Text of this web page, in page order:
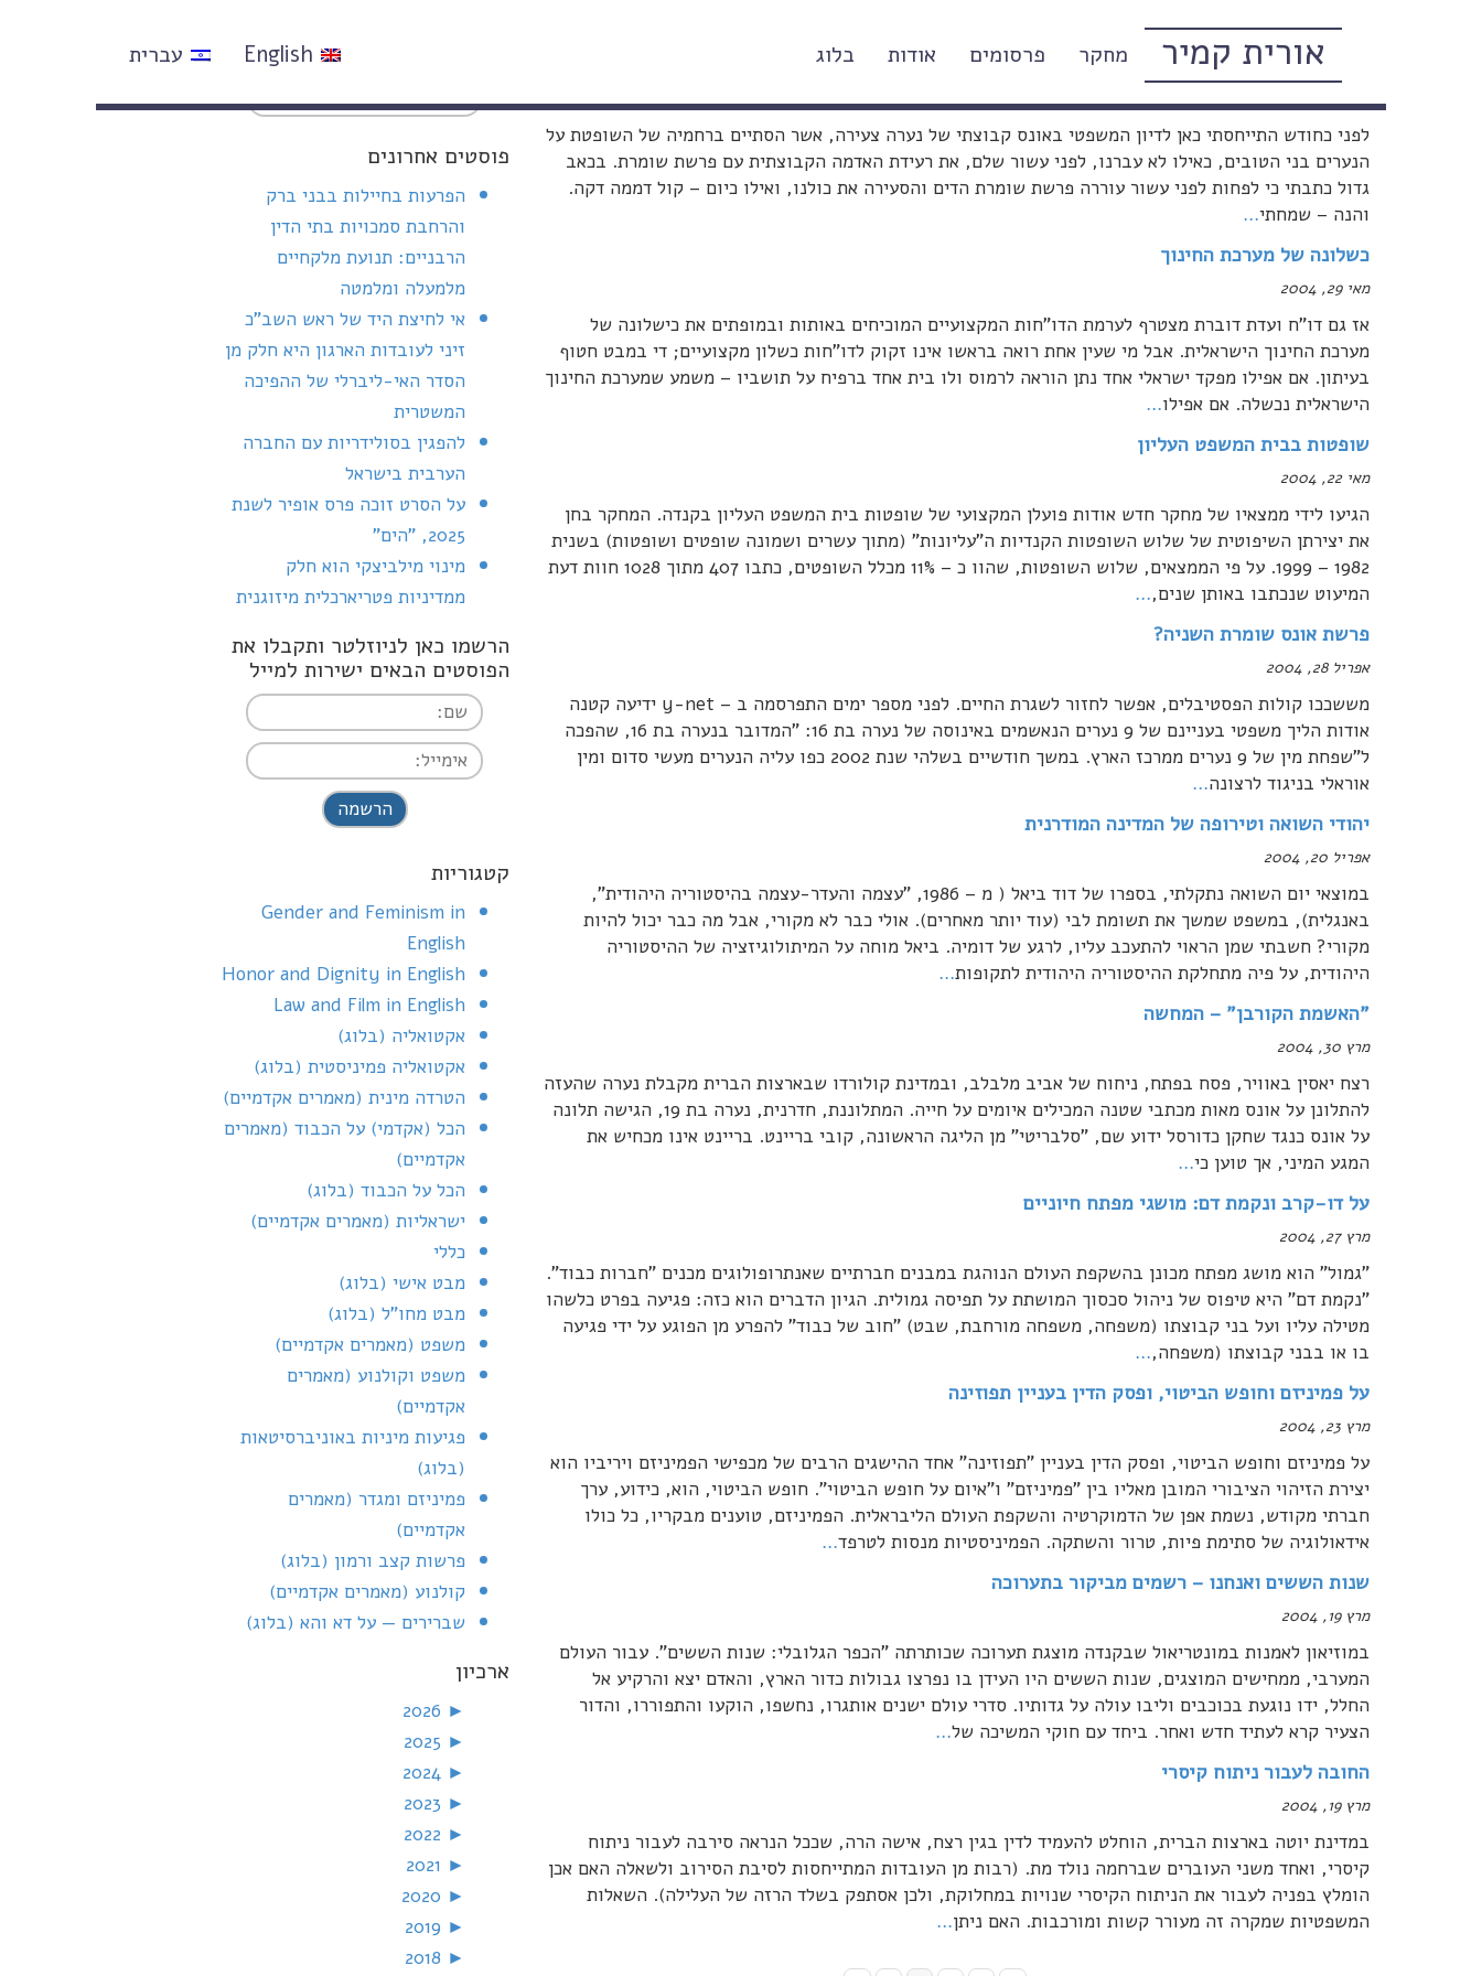
אורית קמיר מחקר פרסומים אודות בלוג עברית English "אונס שומרת השני?" – תיקון טעות
מאי 29, 2004
לפני כחודש התייחסתי כאן לדיון המשפטי באונס קבוצתי של נערה צעירה, אשר הסתיים ברחמיה של השופטת על
הנערים בני הטובים, כאילו לא עברנו, לפני עשור שלם, את רעידת האדמה הקבוצתית עם פרשת שומרת. בכאב
גדול כתבתי כי לפחות לפני עשור עוררה פרשת שומרת הדים והסעירה את כולנו, ואילו כיום – קול דממה דקה.
והנה – שמחתי…
כשלונה של מערכת החינוך
מאי 29, 2004
אז גם דו"ח ועדת דוברת מצטרף לערמת הדו"חות המקצועיים המוכיחים באותות ובמופתים את כישלונה של
מערכת החינוך הישראלית. אבל מי שעין אחת רואה בראשו אינו זקוק לדו"חות כשלון מקצועיים; די במבט חטוף
בעיתון. אם אפילו מפקד ישראלי אחד נתן הוראה לרמוס ולו בית אחד ברפיח על תושביו – משמע שמערכת החינוך
הישראלית נכשלה. אם אפילו…
שופטות בבית המשפט העליון
מאי 22, 2004
הגיעו לידי ממצאיו של מחקר חדש אודות פועלן המקצועי של שופטות בית המשפט העליון בקנדה. המחקר בחן
את יצירתן השיפוטית של שלוש השופטות הקנדיות ה"עליונות" (מתוך עשרים ושמונה שופטים ושופטות) בשנית
1982 – 1999. על פי הממצאים, שלוש השופטות, שהוו כ – 11% מכלל השופטים, כתבו 407 מתוך 1028 חוות דעת
המיעוט שנכתבו באותן שנים,…
פרשת אונס שומרת השניה?
אפריל 28, 2004
מששככו קולות הפסטיבלים, אפשר לחזור לשגרת החיים. לפני מספר ימים התפרסמה ב – y-net ידיעה קטנה
אודות הליך משפטי בעניינם של 9 נערים הנאשמים באינוסה של נערה בת 16: "המדובר בנערה בת 16, שהפכה
ל"שפחת מין של 9 נערים ממרכז הארץ. במשך חודשיים בשלהי שנת 2002 כפו עליה הנערים מעשי סדום ומין
אוראלי בניגוד לרצונה…
יהודי השואה וטירופה של המדינה המודרנית
אפריל 20, 2004
במוצאי יום השואה נתקלתי, בספרו של דוד ביאל ( מ – 1986, "עצמה והעדר-עצמה בהיסטוריה היהודית",
באנגלית), במשפט שמשך את תשומת לבי (עוד יותר מאחרים). אולי כבר לא מקורי, אבל מה כבר יכול להיות
מקורי? חשבתי שמן הראוי להתעכב עליו, לרגע של דומיה. ביאל מוחה על המיתולוגיזציה של ההיסטוריה
היהודית, על פיה מתחלקת ההיסטוריה היהודית לתקופות…
"האשמת הקורבן" – המחשה
מרץ 30, 2004
רצח יאסין באוויר, פסח בפתח, ניחוח של אביב מלבלב, ובמדינת קולורדו שבארצות הברית מקבלת נערה שהעזה
להתלונן על אונס מאות מכתבי שטנה המכילים איומים על חייה. המתלוננת, חדרנית, נערה בת 19, הגישה תלונה
על אונס כנגד שחקן כדורסל ידוע שם, "סלבריטי" מן הליגה הראשונה, קובי בריינט. בריינט אינו מכחיש את
המגע המיני, אך טוען כי…
על דו-קרב ונקמת דם: מושגי מפתח חיוניים
מרץ 27, 2004
"גמול" הוא מושג מפתח מכונן בהשקפת העולם הנוהגת במבנים חברתיים שאנתרופולוגים מכנים "חברות כבוד".
"נקמת דם" היא טיפוס של ניהול סכסוך המושתת על תפיסה גמולית. הגיון הדברים הוא כזה: פגיעה בפרט כלשהו
מטילה עליו ועל בני קבוצתו (משפחה, משפחה מורחבת, שבט) "חוב של כבוד" להפרע מן הפוגע על ידי פגיעה
בו או בבני קבוצתו (משפחה,…
על פמיניזם וחופש הביטוי, ופסק הדין בעניין תפוזינה
מרץ 23, 2004
על פמיניזם וחופש הביטוי, ופסק הדין בעניין "תפוזינה" אחד ההישגים הרבים של מכפישי הפמיניזם ויריביו הוא
יצירת הזיהוי הציבורי המובן מאליו בין "פמיניזם" ו"איום על חופש הביטוי". חופש הביטוי, הוא, כידוע, ערך
חברתי מקודש, נשמת אפן של הדמוקרטיה והשקפת העולם הליבראלית. הפמיניזם, טוענים מבקריו, כל כולו
אידאולוגיה של סתימת פיות, טרור והשתקה. הפמיניסטיות מנסות לטרפד…
שנות הששים ואנחנו – רשמים מביקור בתערוכה
מרץ 19, 2004
במוזיאון לאמנות במונטריאול שבקנדה מוצגת תערוכה שכותרתה "הכפר הגלובלי: שנות הששים". עבור העולם
המערבי, ממחישים המוצגים, שנות הששים היו העידן בו נפרצו גבולות כדור הארץ, והאדם יצא והרקיע אל
החלל, ידו נוגעת בכוכבים וליבו עולה על גדותיו. סדרי עולם ישנים אותגרו, נחשפו, הוקעו והתפוררו, והדור
הצעיר קרא לעתיד חדש ואחר. ביחד עם חוקי המשיכה של…
החובה לעבור ניתוח קיסרי
מרץ 19, 2004
במדינת יוטה בארצות הברית, הוחלט להעמיד לדין בגין רצח, אישה הרה, שככל הנראה סירבה לעבור ניתוח
קיסרי, ואחד משני העוברים שברחמה נולד מת. (רבות מן העובדות המתייחסות לסיבת הסירוב ולשאלה האם אכן
הומלץ בפניה לעבור את הניתוח הקיסרי שנויות במחלוקת, ולכן אסתפק בשלד הרזה של העלילה). השאלות
המשפטיות שמקרה זה מעורר קשות ומורכבות. האם ניתן…
פוסטים אחרונים
הפרעות בחיילות בבני ברק
והרחבת סמכויות בתי הדין
הרבניים: תנועת מלקחיים
מלמעלה ומלמטה
אי לחיצת היד של ראש השב"כ
זיני לעובדות הארגון היא חלק מן
הסדר האי-ליברלי של ההפיכה
המשטרית
להפגין בסולידריות עם החברה
הערבית בישראל
על הסרט זוכה פרס אופיר לשנת
2025, "הים"
מינוי מילביצקי הוא חלק
ממדיניות פטריארכלית מיזוגנית
הרשמו כאן לניוזלטר ותקבלו את
הפוסטים הבאים ישירות למייל
I agree terms and
קטגוריות
Gender and Feminism in
English
Honor and Dignity in English
Law and Film in English
אקטואליה (בלוג)
אקטואליה פמיניסטית (בלוג)
הטרדה מינית (מאמרים אקדמיים)
הכל (אקדמי) על הכבוד (מאמרים
אקדמיים)
הכל על הכבוד (בלוג)
ישראליות (מאמרים אקדמיים)
כללי
מבט אישי (בלוג)
מבט מחו"ל (בלוג)
משפט (מאמרים אקדמיים)
משפט וקולנוע (מאמרים
אקדמיים)
פגיעות מיניות באוניברסיטאות
(בלוג)
פמיניזם ומגדר (מאמרים
אקדמיים)
פרשות קצב ורמון (בלוג)
קולנוע (מאמרים אקדמיים)
שברירים — על דא והא (בלוג)
ארכיון
►
►
►
►
►
►
►
►
►